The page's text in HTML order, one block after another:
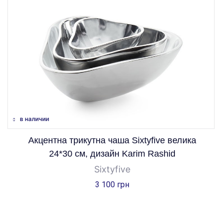
в наличии
Акцентна трикутна чаша Sixtyfive велика
24*30 см, дизайн Karim Rashid
Sixtyfive
3 100 грн